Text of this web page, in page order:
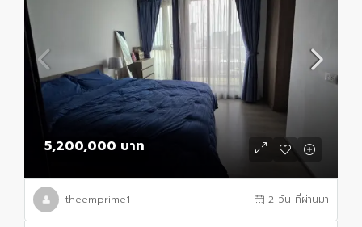
5,200,000 บาท
theemprime1 2 วัน ที่ผ่านมา